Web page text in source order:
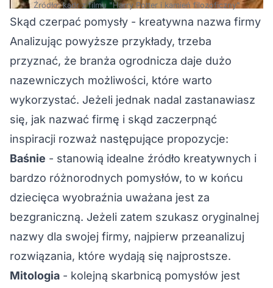
Źródło: kadr z filmu "Harry Potter i kamień filozoficzny"
Skąd czerpać pomysły - kreatywna nazwa firmy
Analizując powyższe przykłady, trzeba
przyznać, że branża ogrodnicza daje dużo
nazewniczych możliwości, które warto
wykorzystać. Jeżeli jednak nadal zastanawiasz
się, jak nazwać firmę i skąd zaczerpnąć
inspiracji rozważ następujące propozycje:
Baśnie - stanowią idealne źródło kreatywnych i
bardzo różnorodnych pomysłów, to w końcu
dziecięca wyobraźnia uważana jest za
bezgraniczną. Jeżeli zatem szukasz oryginalnej
nazwy dla swojej firmy, najpierw przeanalizuj
rozwiązania, które wydają się najprostsze.
Mitologia - kolejną skarbnicą pomysłów jest